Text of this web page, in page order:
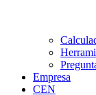
Empresa
CEN